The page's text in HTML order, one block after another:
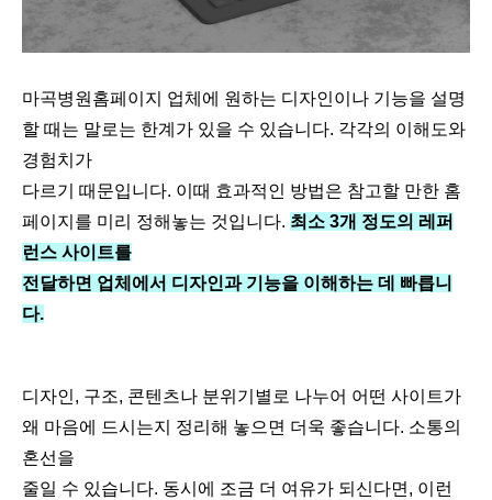
마곡병원홈페이지 업체에 원하는 디자인이나 기능을 설명
할 때는 말로는 한계가 있을 수 있습니다. 각각의 이해도와
경험치가
다르기 때문입니다. 이때 효과적인 방법은 참고할 만한 홈
페이지를 미리 정해놓는 것입니다. 최소 3개 정도의 레퍼
런스 사이트를
전달하면 업체에서 디자인과 기능을 이해하는 데 빠릅니
다.
디자인, 구조, 콘텐츠나 분위기별로 나누어 어떤 사이트가
왜 마음에 드시는지 정리해 놓으면 더욱 좋습니다. 소통의
혼선을
줄일 수 있습니다. 동시에 조금 더 여유가 되신다면, 이런